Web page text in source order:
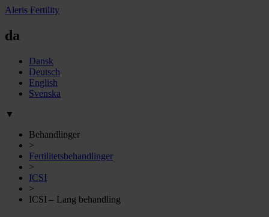
Aleris Fertility
da
Dansk
Deutsch
English
Svenska
▼
Behandlinger
>
Fertilitetsbehandlinger
>
ICSI
>
ICSI – Lang behandling